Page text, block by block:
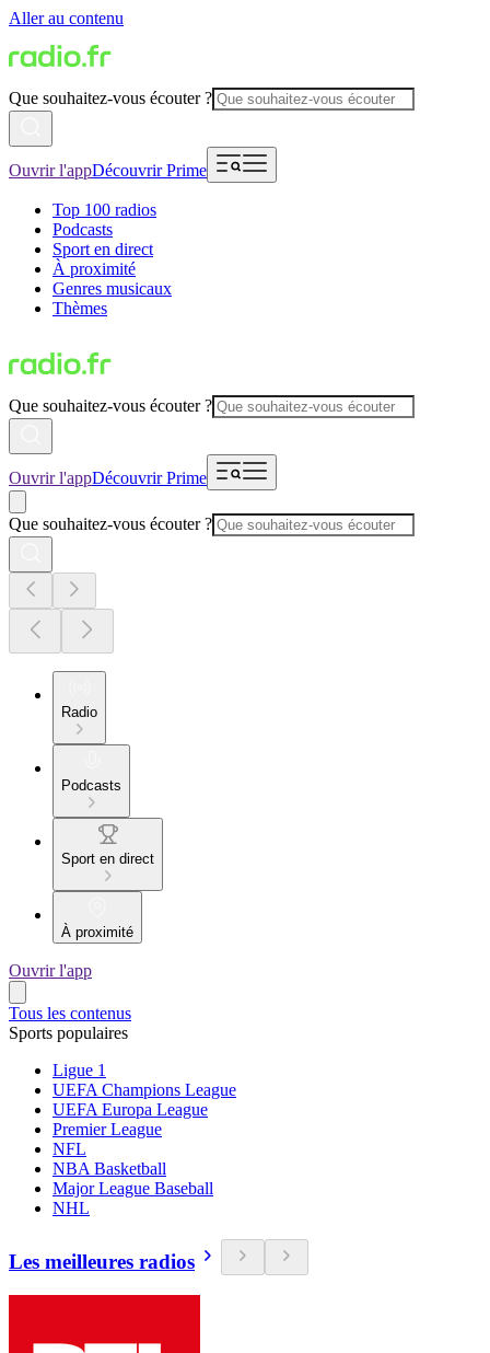
Aller au contenu
Que souhaitez-vous écouter ?
Ouvrir l'appDécouvrir Prime
Top 100 radios
Podcasts
Sport en direct
À proximité
Genres musicaux
Thèmes
Que souhaitez-vous écouter ?
Ouvrir l'appDécouvrir Prime
Que souhaitez-vous écouter ?
Radio
Podcasts
Sport en direct
À proximité
Ouvrir l'app
Tous les contenus
Sports populaires
Ligue 1
UEFA Champions League
UEFA Europa League
Premier League
NFL
NBA Basketball
Major League Baseball
NHL
Les meilleures radios